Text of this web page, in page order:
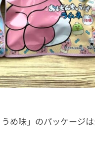
うめ味」のパッケージ